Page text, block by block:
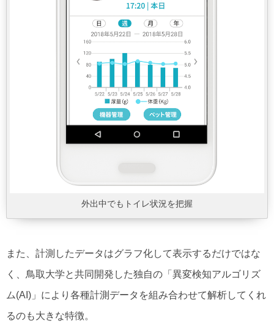
外出中でもトイレ状況を把握
また、計測したデータはグラフ化して表示するだけではな
く、鳥取大学と共同開発した独自の「異変検知アルゴリズ
ム(AI)」により各種計測データを組み合わせて解析してくれ
るのも大きな特徴。